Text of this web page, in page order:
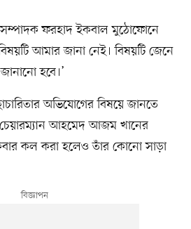
সম্পাদক ফরহাদ ইকবাল মুঠোফোনে
আমার জানা নেই। বিষয়টি জেনে
হবে।’
অভিযোগের বিষয়ে জানতে
চেয়ারম্যান আহমেদ আজম খানের
কল করা হলেও তাঁর কোনো সাড়া